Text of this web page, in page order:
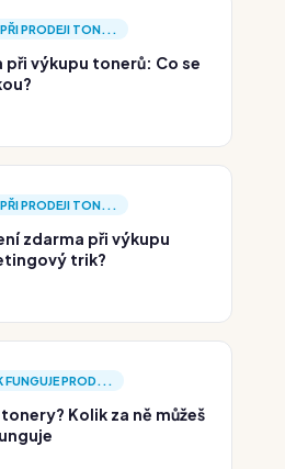
PRODEJI TON...
při výkupu tonerů: Co se
PRODEJI TON...
zdarma při výkupu
trik?
FUNGUJE PROD...
Kolik za ně můžeš